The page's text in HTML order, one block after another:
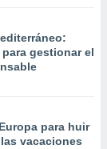
gestionar el
para huir
vacaciones